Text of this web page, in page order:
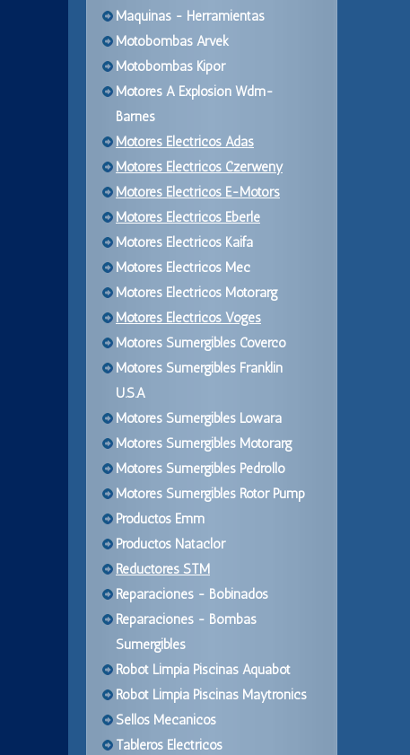
Maquinas - Herramientas
Motobombas Arvek
Motobombas Kipor
Motores A Explosion Wdm-
Barnes
Motores Electricos Adas
Motores Electricos Czerweny
Motores Electricos E-Motors
Motores Electricos Eberle
Motores Electricos Kaifa
Motores Electricos Mec
Motores Electricos Motorarg
Motores Electricos Voges
Motores Sumergibles Coverco
Motores Sumergibles Franklin
U.S.A
Motores Sumergibles Lowara
Motores Sumergibles Motorarg
Motores Sumergibles Pedrollo
Motores Sumergibles Rotor Pump
Productos Emm
Productos Nataclor
Reductores STM
Reparaciones - Bobinados
Reparaciones - Bombas
Sumergibles
Robot Limpia Piscinas Aquabot
Robot Limpia Piscinas Maytronics
Sellos Mecanicos
Tableros Electricos